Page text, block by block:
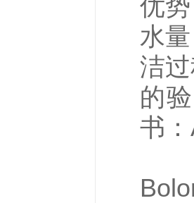
优
水
洁
的
书